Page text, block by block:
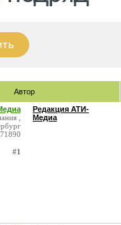
Автор
,
#1
Редакция АТИ-
Медиа